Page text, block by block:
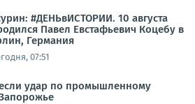
#ДЕНЬвИСТОРИИ. 10 августа
Павел Евстафьевич Коцебу в
Германия
07:51
удар по промышленному